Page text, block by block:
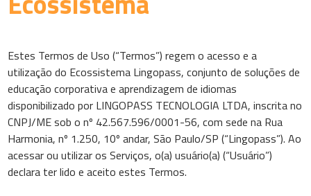
Estes Termos de Uso (“Termos”) regem o acesso e a
utilização do Ecossistema Lingopass, conjunto de soluções de
educação corporativa e aprendizagem de idiomas
disponibilizado por LINGOPASS TECNOLOGIA LTDA, inscrita no
CNPJ/ME sob o nº 42.567.596/0001-56, com sede na Rua
Harmonia, nº 1.250, 10º andar, São Paulo/SP (“Lingopass”). Ao
acessar ou utilizar os Serviços, o(a) usuário(a) (“Usuário”)
declara ter lido e aceito estes Termos.